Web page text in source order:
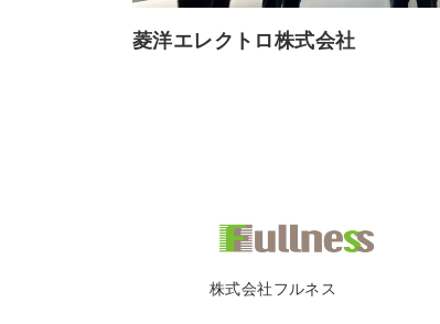
菱洋エレクトロ株式会社
株式会社フルネス